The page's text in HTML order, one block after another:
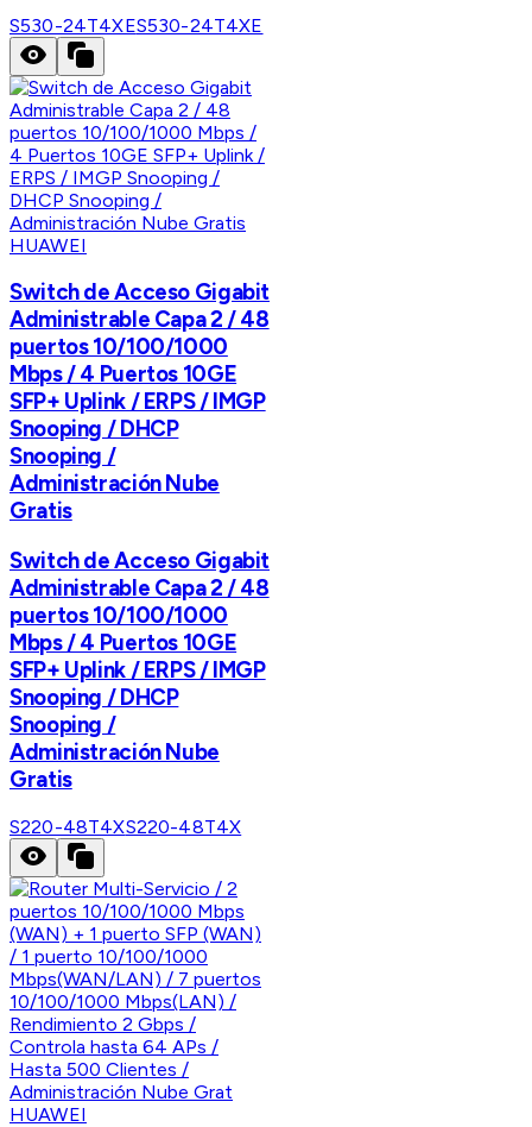
S530-24T4XES530-24T4XE
HUAWEI
Switch de Acceso Gigabit
Administrable Capa 2 / 48
puertos 10/100/1000
Mbps / 4 Puertos 10GE
SFP+ Uplink / ERPS / IMGP
Snooping / DHCP
Snooping /
Administración Nube
Gratis
Switch de Acceso Gigabit
Administrable Capa 2 / 48
puertos 10/100/1000
Mbps / 4 Puertos 10GE
SFP+ Uplink / ERPS / IMGP
Snooping / DHCP
Snooping /
Administración Nube
Gratis
S220-48T4XS220-48T4X
HUAWEI